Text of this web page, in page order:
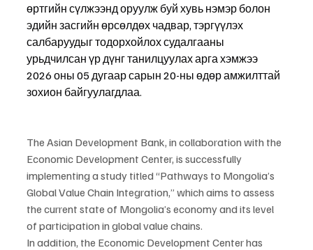
өртгийн сүлжээнд оруулж буй хувь нэмэр болон
эдийн засгийн өрсөлдөх чадвар, тэргүүлэх
салбаруудыг тодорхойлох судалгааны
урьдчилсан үр дүнг танилцуулах арга хэмжээ
2026 оны 05 дугаар сарын 20-ны өдөр амжилттай
зохион байгуулагдлаа.
The Asian Development Bank, in collaboration with the
Economic Development Center, is successfully
implementing a study titled “Pathways to Mongolia’s
Global Value Chain Integration,” which aims to assess
the current state of Mongolia’s economy and its level
of participation in global value chains.
In addition, the Economic Development Center has